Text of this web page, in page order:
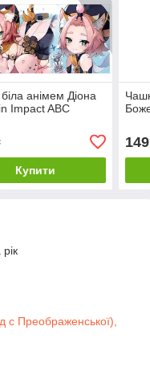
анімем Діона
Impact ABC
Купити
149
с Преображенської),